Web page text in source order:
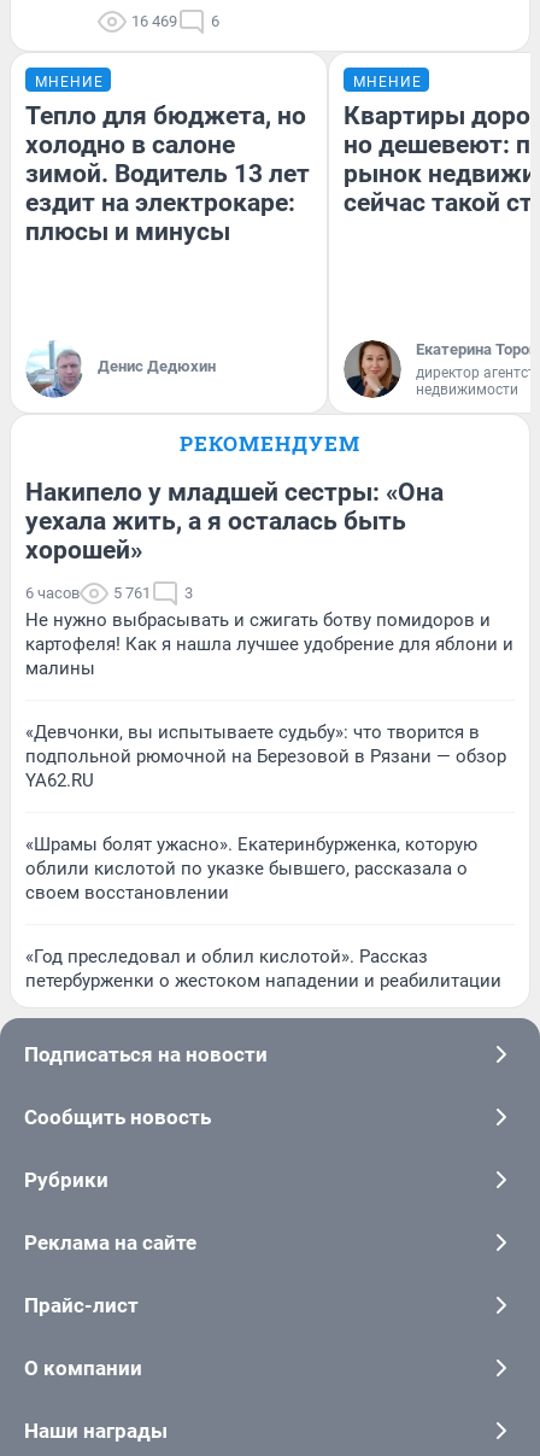
16 469 6
МНЕНИЕ
Тепло для бюджета, но
холодно в салоне
зимой. Водитель 13 лет
ездит на электрокаре:
плюсы и минусы
Денис Дедюхин
МНЕНИЕ
Квартиры
но дешевеют:
рынок
сейчас такой
Екатерина
директор
недвижимости
РЕКОМЕНДУЕМ
Накипело у младшей сестры: «Она
уехала жить, а я осталась быть
хорошей»
6 часов 5 761 3
Не нужно выбрасывать и сжигать ботву помидоров и
картофеля! Как я нашла лучшее удобрение для яблони и
малины
«Девчонки, вы испытываете судьбу»: что творится в
подпольной рюмочной на Березовой в Рязани — обзор
YA62.RU
«Шрамы болят ужасно». Екатеринбурженка, которую
облили кислотой по указке бывшего, рассказала о
своем восстановлении
«Год преследовал и облил кислотой». Рассказ
петербурженки о жестоком нападении и реабилитации
Подписаться на новости
Сообщить новость
Рубрики
Реклама на сайте
Прайс-лист
О компании
Наши награды